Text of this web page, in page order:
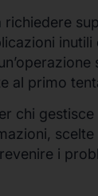
richiedere
inutili
al primo
chi gestisce
scelte
i